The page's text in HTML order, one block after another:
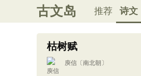
古文岛 推荐 诗文
枯树赋
庾信 〔南北朝〕